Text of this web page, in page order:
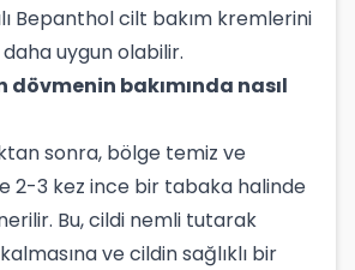
Bepanthol cilt bakım kremlerini
uygun olabilir.
dövmenin bakımında nasıl
sonra, bölge temiz ve
2-3 kez ince bir tabaka halinde
Bu, cildi nemli tutarak
ve cildin sağlıklı bir